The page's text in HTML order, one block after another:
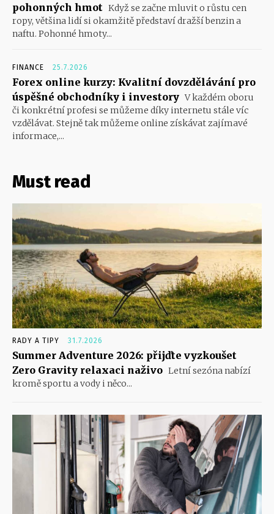
pohonných hmot Když se začne mluvit o růstu cen
ropy, většina lidí si okamžitě představí dražší benzin a
naftu. Pohonné hmoty...
FINANCE 25.7.2026
Forex online kurzy: Kvalitní dovzdělávání pro
úspěšné obchodníky i investory V každém oboru
či konkrétní profesi se můžeme díky internetu stále víc
vzdělávat. Stejně tak můžeme online získávat zajímavé
informace,...
Must read
RADY A TIPY 31.7.2026
Summer Adventure 2026: přijďte vyzkoušet
Zero Gravity relaxaci naživo Letní sezóna nabízí
kromě sportu a vody i něco...